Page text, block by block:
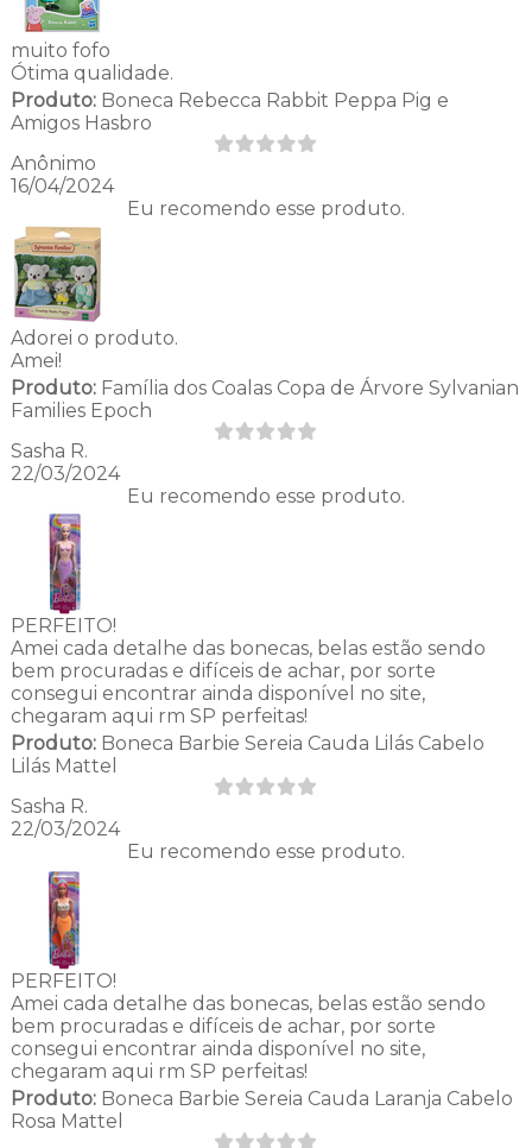
muito fofo
Ótima qualidade.
Produto:Boneca Rebecca Rabbit Peppa Pig e
Amigos Hasbro
Anônimo
16/04/2024
Eu recomendo esse produto.
Adorei o produto.
Amei!
Produto:Família dos Coalas Copa de Árvore Sylvanian
Families Epoch
Sasha R.
22/03/2024
Eu recomendo esse produto.
PERFEITO!
Amei cada detalhe das bonecas, belas estão sendo
bem procuradas e difíceis de achar, por sorte
consegui encontrar ainda disponível no site,
chegaram aqui rm SP perfeitas!
Produto:Boneca Barbie Sereia Cauda Lilás Cabelo
Lilás Mattel
Sasha R.
22/03/2024
Eu recomendo esse produto.
PERFEITO!
Amei cada detalhe das bonecas, belas estão sendo
bem procuradas e difíceis de achar, por sorte
consegui encontrar ainda disponível no site,
chegaram aqui rm SP perfeitas!
Produto:Boneca Barbie Sereia Cauda Laranja Cabelo
Rosa Mattel